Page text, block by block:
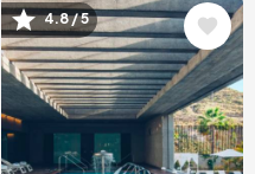
Image
4.8 / 5